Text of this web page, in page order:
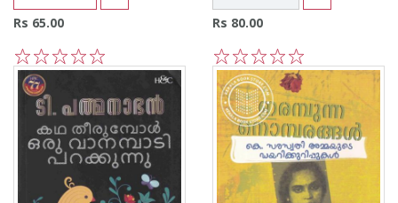
Rs 65.00
5
4
3
2
1
Rs 80.00
5
4
3
2
1